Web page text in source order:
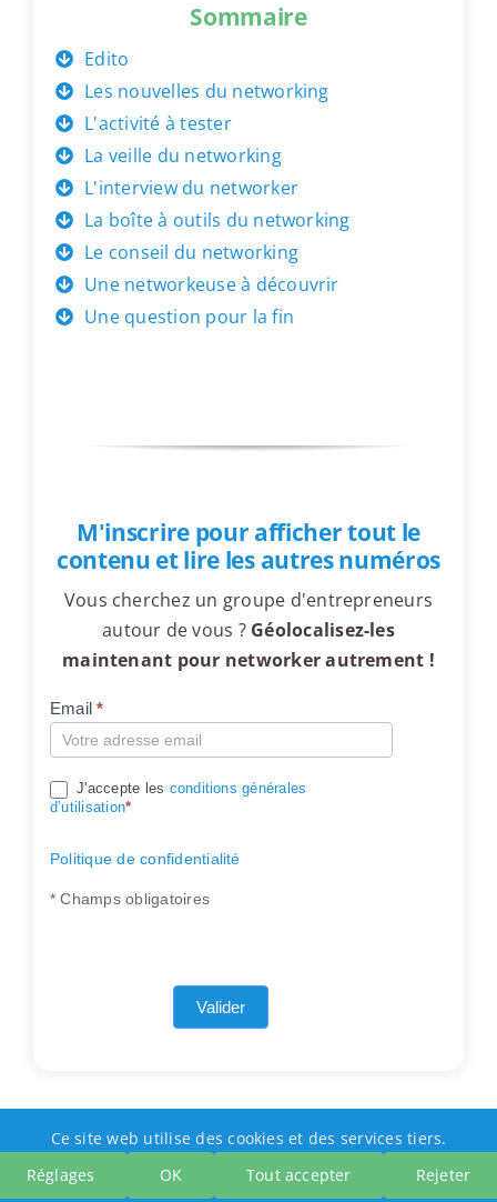
Sommaire
Edito
Les nouvelles du networking
L'activité à tester
La veille du networking
L'interview du networker
La boîte à outils du networking
Le conseil du networking
Une networkeuse à découvrir
Une question pour la fin
M'inscrire pour afficher tout le
contenu et lire les autres numéros
Vous cherchez un groupe d'entrepreneurs
autour de vous ? Géolocalisez-les
maintenant pour networker autrement !
Compte
Email*
J'accepte les conditions générales
d’utilisation*
Politique de confidentialité
* Champs obligatoires
Valider
Ce site web utilise des cookies et des services tiers.
Réglages
OK Tout accepter Rejeter